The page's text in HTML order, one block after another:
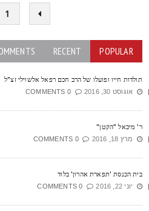
POPULAR
RECENT
COMMENTS
חייו ופועלו של הרב חכם רפאל אלשוילי זצ"ל
אוגוסט 30, 2016 0 COMMENTS
מיכאל "הקטן"
מרץ 18, 2016 0 COMMENTS
הכנסת 'תפארת אהרון' בלוד
יוני 22, 2016 0 COMMENTS